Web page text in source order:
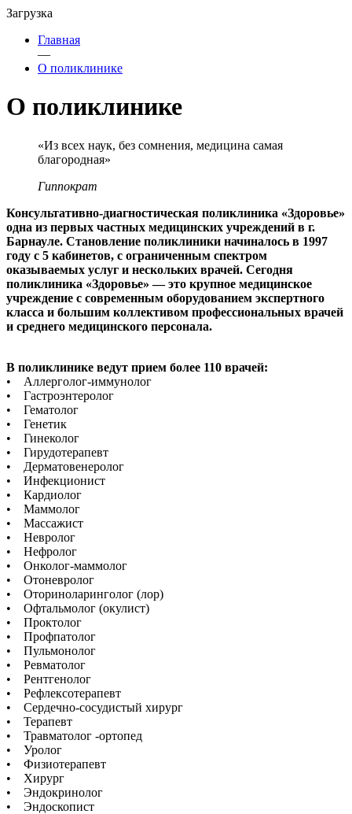
Загрузка
Главная
—
О поликлинике
О поликлинике
«Из всех наук, без сомнения, медицина самая
благородная»
Гиппократ
Консультативно-диагностическая поликлиника «Здоровье»
одна из первых частных медицинских учреждений в г.
Барнауле. Становление поликлиники начиналось в 1997
году с 5 кабинетов, с ограниченным спектром
оказываемых услуг и нескольких врачей. Сегодня
поликлиника «Здоровье» — это крупное медицинское
учреждение с современным оборудованием экспертного
класса и большим коллективом профессиональных врачей
и среднего медицинского персонала.
В поликлинике ведут прием более 110 врачей:
• Аллерголог-иммунолог
• Гастроэнтеролог
• Гематолог
• Генетик
• Гинеколог
• Гирудотерапевт
• Дерматовенеролог
• Инфекционист
• Кардиолог
• Маммолог
• Массажист
• Невролог
• Нефролог
• Онколог-маммолог
• Отоневролог
• Оториноларинголог (лор)
• Офтальмолог (окулист)
• Проктолог
• Профпатолог
• Пульмонолог
• Ревматолог
• Рентгенолог
• Рефлексотерапевт
• Сердечно-сосудистый хирург
• Терапевт
• Травматолог -ортопед
• Уролог
• Физиотерапевт
• Хирург
• Эндокринолог
• Эндоскопист